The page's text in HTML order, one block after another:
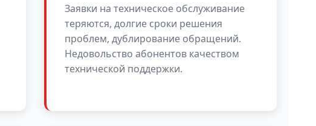
Заявки на техническое обслуживание
теряются, долгие сроки решения
проблем, дублирование обращений.
Недовольство абонентов качеством
технической поддержки.